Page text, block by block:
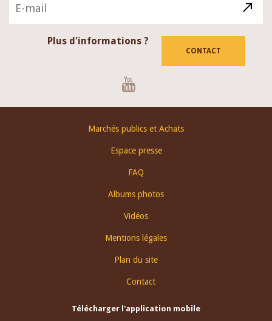
Plus d'informations ?
CONTACT
Marchés publics et Achats
Espace presse
FAQ
Albums photos
Vidéos
Mentions légales
Plan du site
Contact
Télécharger l'application mobile